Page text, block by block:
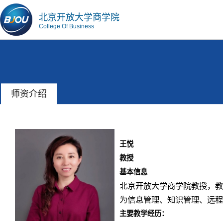
北京开放大学商学院
College Of Business
师资介绍
王悦
教授
基本信息
北京开放大学商学院教授，
为信息管理、知识管理、远
主要教学经历：